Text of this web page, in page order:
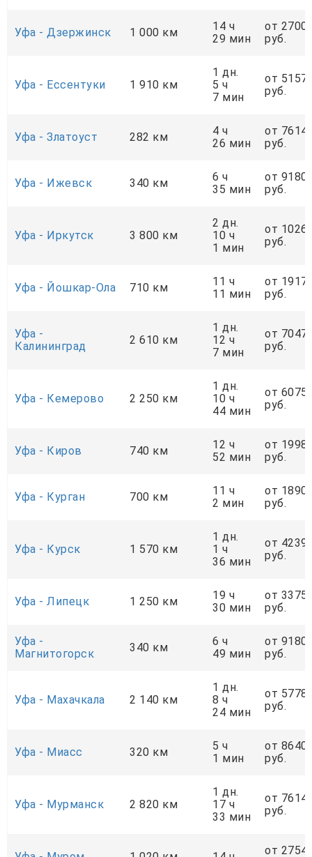
Уфа - Дзержинск 1 000 км
14 ч
29 мин
от
руб.
Уфа - Ессентуки 1 910 км
1 дн.
5 ч
7 мин
от
руб.
Уфа - Златоуст 282 км
4 ч
26 мин
от 7614
руб.
Уфа - Ижевск 340 км
6 ч
35 мин
от 9180
руб.
Уфа - Иркутск 3 800 км
2 дн.
10 ч
1 мин
от
руб.
Уфа - Йошкар-Ола 710 км
11 ч
11 мин
от
руб.
Уфа -
Калининград
2 610 км
1 дн.
12 ч
7 мин
от
руб.
Уфа - Кемерово 2 250 км
1 дн.
10 ч
44 мин
от
руб.
Уфа - Киров 740 км
12 ч
52 мин
от
руб.
Уфа - Курган 700 км
11 ч
2 мин
от
руб.
Уфа - Курск 1 570 км
1 дн.
1 ч
36 мин
от
руб.
Уфа - Липецк 1 250 км
19 ч
30 мин
от
руб.
Уфа -
Магнитогорск
340 км
6 ч
49 мин
от 9180
руб.
Уфа - Махачкала 2 140 км
1 дн.
8 ч
24 мин
от
руб.
Уфа - Миасс 320 км
5 ч
1 мин
от 8640
руб.
Уфа - Мурманск 2 820 км
1 дн.
17 ч
33 мин
от
руб.
от